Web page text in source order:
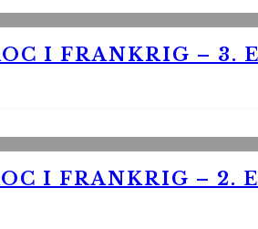
I FRANKRIG – 3.
I FRANKRIG – 2.